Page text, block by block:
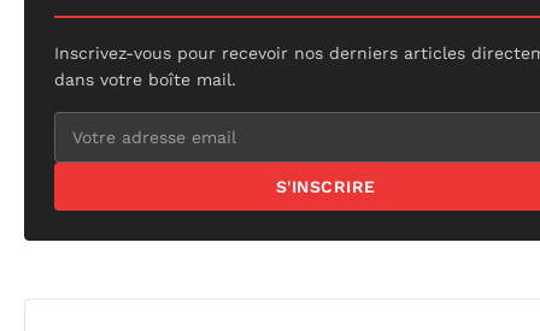
Inscrivez-vous pour recevoir nos derniers articles
dans votre boîte mail.
S'INSCRIRE